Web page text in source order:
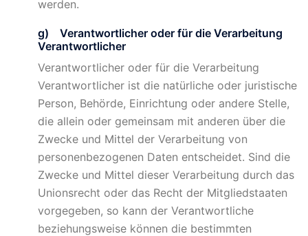
werden.
g) Verantwortlicher oder für die Verarbeitung
Verantwortlicher
Verantwortlicher oder für die Verarbeitung
Verantwortlicher ist die natürliche oder juristische
Person, Behörde, Einrichtung oder andere Stelle,
die allein oder gemeinsam mit anderen über die
Zwecke und Mittel der Verarbeitung von
personenbezogenen Daten entscheidet. Sind die
Zwecke und Mittel dieser Verarbeitung durch das
Unionsrecht oder das Recht der Mitgliedstaaten
vorgegeben, so kann der Verantwortliche
beziehungsweise können die bestimmten